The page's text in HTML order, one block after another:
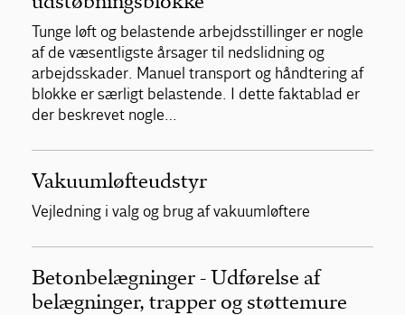
Tunge løft og belastende arbejdsstillinger er nogle
af de væsentligste årsager til nedslidning og
arbejdsskader. Manuel transport og håndtering af
blokke er særligt belastende. I dette faktablad er
der beskrevet nogle…
Vakuumløfteudstyr
Vejledning i valg og brug af vakuumløftere
Betonbelægninger - Udførelse af
belægninger, trapper og støttemure